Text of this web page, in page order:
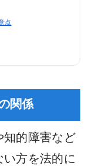
点
関係
知的障害など
方を法的に